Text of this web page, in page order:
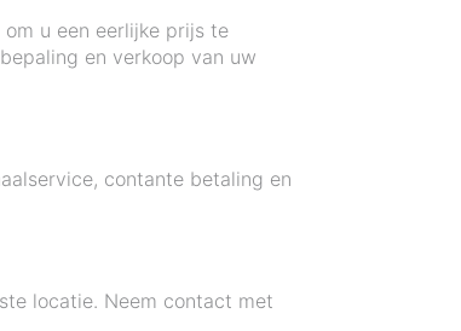
u een eerlijke prijs te
en verkoop van uw
contante betaling en
locatie. Neem contact met